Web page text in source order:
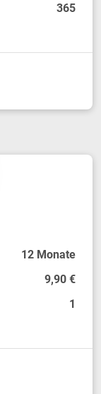
365
12 Monate
9,90 €
1